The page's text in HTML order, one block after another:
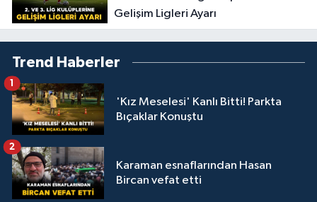
Gelişim Ligleri Ayarı
Trend Haberler
'Kız Meselesi' Kanlı Bitti! Parkta
Bıçaklar Konuştu
1
Karaman esnaflarından Hasan
Bircan vefat etti
2